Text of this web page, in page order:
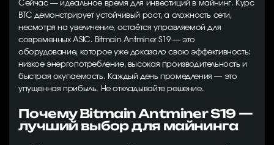
Сейчас — идеальное время для инвестиций в майнинг. Курс
BTC демонстрирует устойчивый рост, а сложность сети,
несмотря на увеличение, остаётся управляемой для
современных ASIC. Bitmain Antminer S19 — это
оборудование, которое уже доказало свою эффективность:
низкое энергопотребление, высокая производительность и
быстрая окупаемость. Каждый день промедления — это
упущенная прибыль. Не откладывайте решение.
Почему Bitmain Antminer S19 —
лучший выбор для майнинга